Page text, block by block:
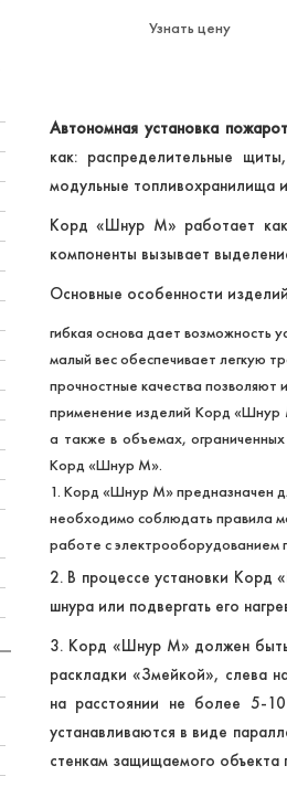
Узнать цену
Автономная установка
как: распределительные
модульные топливохранилища
Корд «Шнур М» работает как
компоненты вызывает
Основные особенности
гибкая основа дает возможность
малый вес обеспечивает легкую
прочностные качества
применение изделий Корд «Шнур
а также в объемах,
Корд «Шнур М».
1. Корд «Шнур М» предназначен
необходимо соблюдать правила
работе с электрооборудованием
2. В процессе установки Корд
шнура или подвергать его
3. Корд «Шнур М» должен быть
раскладки «Змейкой», слева
на расстоянии не более 5-
устанавливаются в виде
стенкам защищаемого